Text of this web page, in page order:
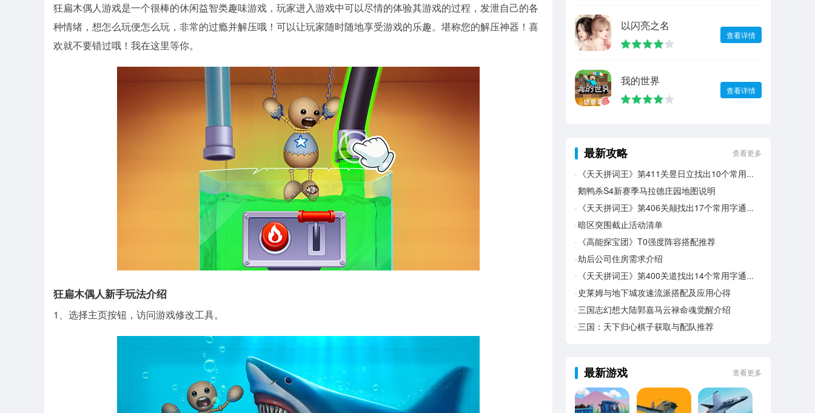
狂扁木偶人游戏是一个很棒的休闲益智类趣味游戏，玩家进入游戏中可以尽情的体验其游戏的过程，发泄自己的各
种情绪，想怎么玩便怎么玩，非常的过瘾并解压哦！可以让玩家随时随地享受游戏的乐趣。堪称您的解压神器！喜
欢就不要错过哦！我在这里等你。
狂扁木偶人新手玩法介绍
1、选择主页按钮，访问游戏修改工具。
以闪亮之名
查看详情
我的世界
查看详情
最新攻略 查看更多
《天天拼词王》第411关昱日立找出10个常用字通关攻略
鹅鸭杀S4新赛季马拉德庄园地图说明
《天天拼词王》第406关颠找出17个常用字通关攻略
暗区突围截止活动清单
《高能探宝团》T0强度阵容搭配推荐
劫后公司住房需求介绍
《天天拼词王》第400关道找出14个常用字通关攻略
史莱姆与地下城攻速流派搭配及应用心得
三国志幻想大陆郭嘉马云禄命魂觉醒介绍
三国：天下归心棋子获取与配队推荐
最新游戏 查看更多